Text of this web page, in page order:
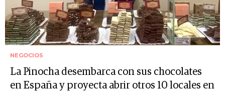
NEGOCIOS
La Pinocha desembarca con sus chocolates
en España y proyecta abrir otros 10 locales en